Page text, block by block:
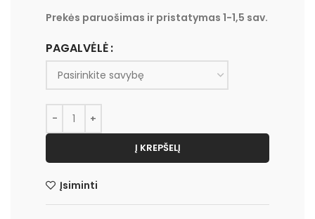
Prekės paruošimas ir pristatymas 1-1,5 sav.
PAGALVĖLĖ
Į KREPŠELĮ
Įsiminti